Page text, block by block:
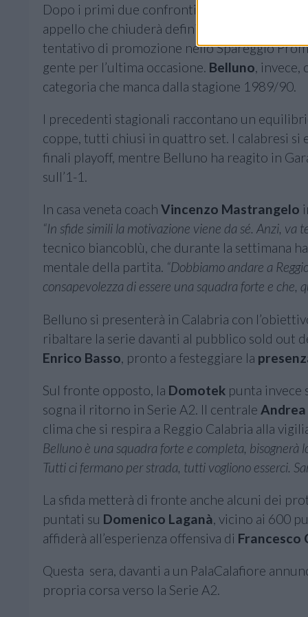
Dopo i primi due confronti della serie,
appello che chiuderà definitivamente la
tentativo di promozione nello Spareggio
gente per l’ultima occasione. Belluno, invece,
categoria che manca dalla stagione 1989/90.
I precedenti stagionali raccontano un
coppe, tutti chiusi in quattro set. I calabresi si
finali playoff, mentre Belluno ha reagito in
sull’1-1.
In casa veneta coach Vincenzo Mastrangelo
“In sfide simili la motivazione viene da sé. Anzi, va
tecnico biancoblù, che durante la settimana
mentale della partita. “Dobbiamo andare a
consapevolezza di essere una squadra forte e
Belluno si presenterà in Calabria con
ribaltare la serie davanti al pubblico sold out
Enrico Basso , pronto a festeggiare la
Sul fronte opposto, la Domotek punta invece
sogna il ritorno in Serie A2. Il centrale
clima che si respira a Reggio Calabria alla
Belluno è una squadra forte e completa, bisognerà
Tutti ci fermano per strada, tutti vogliono esserci.
La sfida metterà di fronte anche alcuni dei
puntati su Domenico Laganà, vicino ai 600
affiderà all’esperienza offensiva di Francesco
Questa sera, davanti a un PalaCalafiore
propria corsa verso la Serie A2.